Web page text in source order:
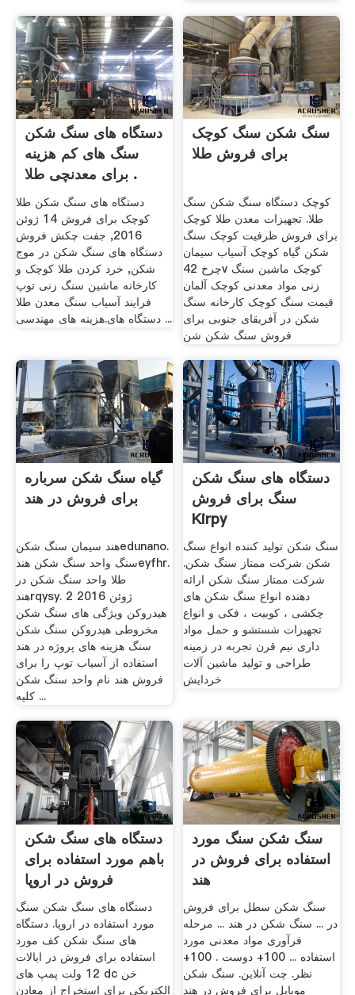
دستگاه های سنگ شکن
سنگ های کم هزینه
برای معدنچی طلا .
دستگاه های سنگ شکن طلا
کوچک برای فروش 14 ژوئن
2016, جفت چکش فروش
دستگاه های سنگ شکن در موج
شکن, خرد کردن طلا کوچک و
کارخانه ماشین سنگ زنی توپ
فرایند آسیاب سنگ معدن طلا
دستگاه های.هزینه های مهندسی ...
سنگ شکن سنگ کوچک
برای فروش طلا
کوچک دستگاه سنگ شکن سنگ
طلا. تجهیزات معدن طلا کوچک
برای فروش ظرفیت کوچک سنگ
شکن گیاه کوچک آسیاب سیمان
چرخ 42v کوچک ماشین سنگ
زنی مواد معدنی کوچک آلمان
قیمت سنگ کوچک کارخانه سنگ
شکن در آفریقای جنوبی برای
فروش سنگ شکن شن
گیاه سنگ شکن سرباره
برای فروش در هند
هند سیمان سنگ شکنedunano.
سنگ واحد سنگ شکن هندeyfhr.
طلا واحد سنگ شکن در
هندrqysy. 2 ژوئن 2016
هیدروکن ویژگی های سنگ شکن
مخروطی هیدروکن سنگ شکن
سنگ هزینه های پروژه در هند
استفاده از آسیاب توپ را برای
فروش هند نام واحد سنگ شکن
کلیه ...
دستگاه های سنگ شکن
سنگ برای فروش
Kirpy
سنگ شکن تولید کننده انواع سنگ
شکن شرکت ممتاز سنگ شکن.
شرکت ممتاز سنگ شکن ارائه
دهنده انواع سنگ شکن های
چکشی ، کوبیت ، فکی و انواع
تجهیزات شستشو و حمل مواد
داری نيم قرن تجربه در زمينه
طراحی و توليد ماشين آلات
خردايش
دستگاه های سنگ شکن
باهم مورد استفاده برای
فروش در اروپا
دستگاه های سنگ شکن سنگ
مورد استفاده در اروپا. دستگاه
های سنگ شکن کف مورد
استفاده برای فروش در ایالات
12 ولت پمپ های dc خن
الکتریکی برای استخراج از معادن
سنگ شکن سنگ مورد
استفاده برای فروش در
هند
سنگ شکن سطل برای فروش
در ... سنگ شکن در هند ... مرحله
فرآوری مواد معدنی مورد
استفاده ... 100+ دوست . 100+
نظر. چت آنلاین. سنگ شکن
موبایل برای فروش در هند